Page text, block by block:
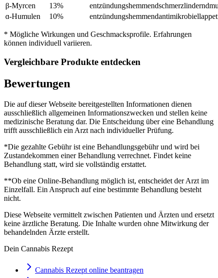
β-Myrcen
13% entzündungshemmendschmerzlindernd
ɑ-Humulen
10% entzündungshemmendantimikrobiell
* Mögliche Wirkungen und Geschmacksprofile. Erfahrungen
können individuell variieren.
Vergleichbare Produkte entdecken
Bewertungen
Die auf dieser Webseite bereitgestellten Informationen dienen
ausschließlich allgemeinen Informationszwecken und stellen keine
medizinische Beratung dar. Die Entscheidung über eine Behandlung
trifft ausschließlich ein Arzt nach individueller Prüfung.
*Die gezahlte Gebühr ist eine Behandlungsgebühr und wird bei
Zustandekommen einer Behandlung verrechnet. Findet keine
Behandlung statt, wird sie vollständig erstattet.
**Ob eine Online-Behandlung möglich ist, entscheidet der Arzt im
Einzelfall. Ein Anspruch auf eine bestimmte Behandlung besteht
nicht.
Diese Webseite vermittelt zwischen Patienten und Ärzten und ersetzt
keine ärztliche Beratung. Die Inhalte wurden ohne Mitwirkung der
behandelnden Ärzte erstellt.
Dein Cannabis Rezept
Cannabis Rezept online beantragen